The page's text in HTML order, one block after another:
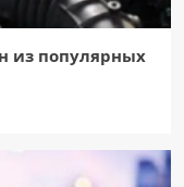
из популярных